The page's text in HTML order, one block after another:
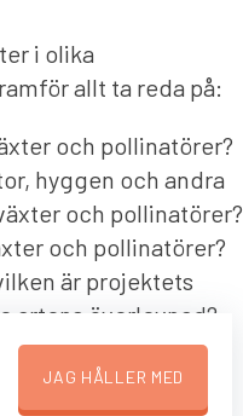
i olika
allt ta reda på:
och pollinatörer?
hyggen och andra
och pollinatörer?
och pollinatörer?
är projektets
artens överlevnad?
vi främjar den
JAG HÅLLER MED